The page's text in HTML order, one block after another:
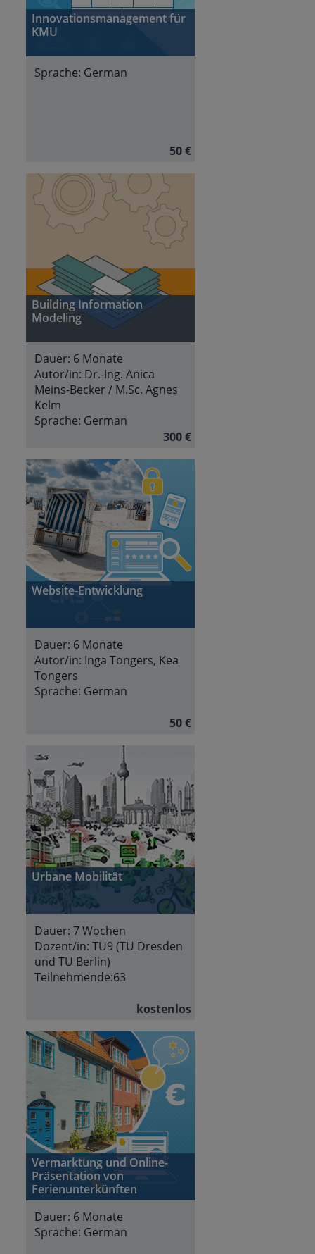
Innovationsmanagement für
KMU
Sprache: German
50 €
Building Information
Modeling
Dauer: 6 Monate
Autor/in: Dr.-Ing. Anica
Meins-Becker / M.Sc. Agnes
Kelm
Sprache: German
300 €
Website-Entwicklung
Dauer: 6 Monate
Autor/in: Inga Tongers, Kea
Tongers
Sprache: German
50 €
Urbane Mobilität
Dauer: 7 Wochen
Dozent/in: TU9 (TU Dresden
und TU Berlin)
Teilnehmende:63
kostenlos
Vermarktung und Online-
Präsentation von
Ferienunterkünften
Dauer: 6 Monate
Sprache: German